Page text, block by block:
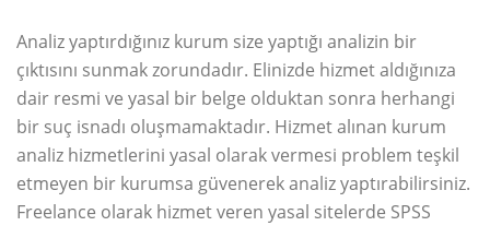
Analiz yaptırdığınız kurum size yaptığı analizin bir
çıktısını sunmak zorundadır. Elinizde hizmet aldığınıza
dair resmi ve yasal bir belge olduktan sonra herhangi
bir suç isnadı oluşmamaktadır. Hizmet alınan kurum
analiz hizmetlerini yasal olarak vermesi problem teşkil
etmeyen bir kurumsa güvenerek analiz yaptırabilirsiniz.
Freelance olarak hizmet veren yasal sitelerde SPSS